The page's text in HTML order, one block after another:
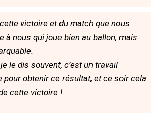
victoire et du match que nous
à nous qui joue bien au ballon, mais
le dis souvent, c’est un travail
pour obtenir ce résultat, et ce soir cela
cette victoire !